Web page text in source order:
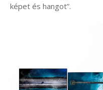
képet és hangot”.